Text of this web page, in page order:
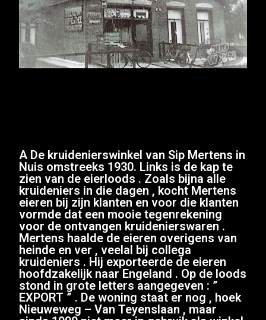
A De kruidenierswinkel van Sip Mertens in
Nuis omstreeks 1930. Links is de kap te
zien van de eierloods . Zoals bijna alle
kruideniers in die dagen , kocht Mertens
eieren bij zijn klanten en voor die klanten
vormde dat een mooie tegenrekening
voor de ontvangen kruidenierswaren .
Mertens haalde de eieren overigens van
heinde en ver , veelal bij collega
kruideniers . Hij exporteerde de eieren
hoofdzakelijk naar Engeland . Op de loods
stond in grote letters aangegeven : ”
EXPORT ” . De woning staat er nog , hoek
Nieuweweg – Van Teyenslaan , maar